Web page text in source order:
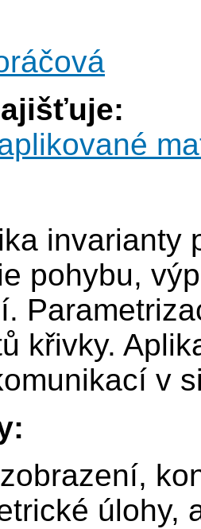
invarianty
pohybu,
křivky.
v
úlohy,